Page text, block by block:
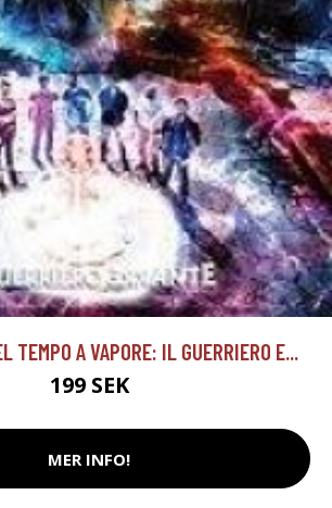
TEMPO A VAPORE: IL GUERRIERO E...
199 SEK
MER INFO!